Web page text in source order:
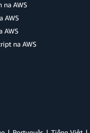
na AWS
AWS
AWS
na AWS